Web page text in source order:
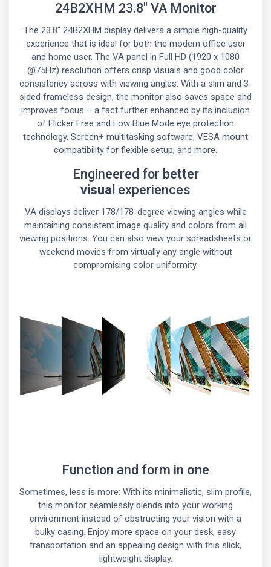
24B2XHM 23.8" VA Monitor
The 23.8" 24B2XHM display delivers a simple high-quality
experience that is ideal for both the modern office user
and home user. The VA panel in Full HD (1920 x 1080
@75Hz) resolution offers crisp visuals and good color
consistency across with viewing angles. With a slim and 3-
sided frameless design, the monitor also saves space and
improves focus – a fact further enhanced by its inclusion
of Flicker Free and Low Blue Mode eye protection
technology, Screen+ multitasking software, VESA mount
compatibility for flexible setup, and more.
Engineered for better
visual experiences
VA displays deliver 178/178-degree viewing angles while
maintaining consistent image quality and colors from all
viewing positions. You can also view your spreadsheets or
weekend movies from virtually any angle without
compromising color uniformity.
Function and form in one
Sometimes, less is more: With its minimalistic, slim profile,
this monitor seamlessly blends into your working
environment instead of obstructing your vision with a
bulky casing. Enjoy more space on your desk, easy
transportation and an appealing design with this slick,
lightweight display.